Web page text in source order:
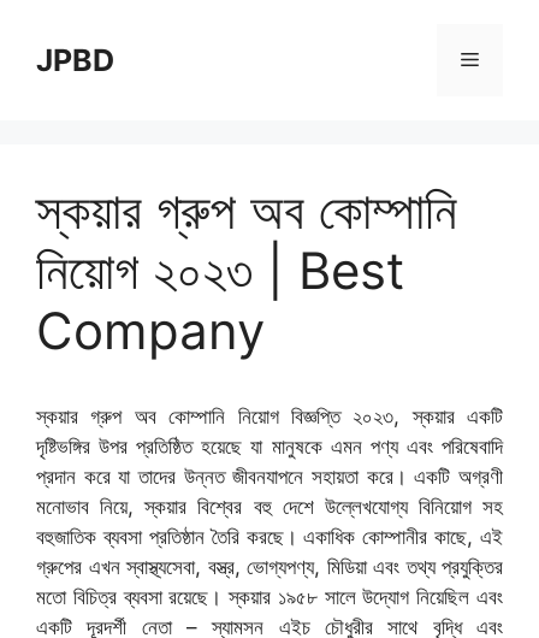
contentJPBD Menu
স্কয়ার গ্রুপ অব কোম্পানি
নিয়োগ ২০২৩ | Best
Company
স্কয়ার গ্রুপ অব কোম্পানি নিয়োগ বিজ্ঞপ্তি ২০২৩, স্কয়ার একটি
দৃষ্টিভঙ্গির উপর প্রতিষ্ঠিত হয়েছে যা মানুষকে এমন পণ্য এবং পরিষেবাদি
প্রদান করে যা তাদের উন্নত জীবনযাপনে সহায়তা করে। একটি অগ্রণী
মনোভাব নিয়ে, স্কয়ার বিশ্বের বহু দেশে উল্লেখযোগ্য বিনিয়োগ সহ
বহুজাতিক ব্যবসা প্রতিষ্ঠান তৈরি করছে। একাধিক কোম্পানীর কাছে, এই
গ্রুপের এখন স্বাস্থ্যসেবা, বস্ত্র, ভোগ্যপণ্য, মিডিয়া এবং তথ্য প্রযুক্তির
মতো বিচিত্র ব্যবসা রয়েছে। স্কয়ার ১৯৫৮ সালে উদ্যোগ নিয়েছিল এবং
একটি দূরদর্শী নেতা – স্যামসন এইচ চৌধুরীর সাথে বৃদ্ধি এবং